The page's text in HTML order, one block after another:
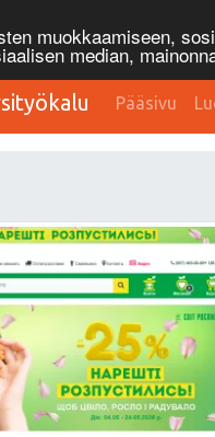
muokkaamiseen,
median,
Pääsivu